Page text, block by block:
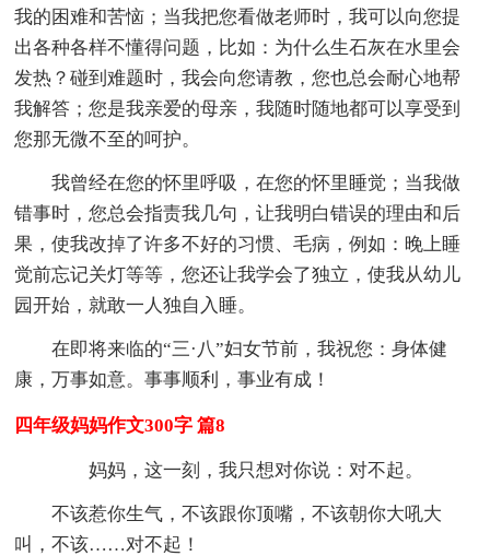
我的困难和苦恼；当我把您看做老师时，我可以向您提
出各种各样不懂得问题，比如：为什么生石灰在水里会
发热？碰到难题时，我会向您请教，您也总会耐心地帮
我解答；您是我亲爱的母亲，我随时随地都可以享受到
您那无微不至的呵护。
我曾经在您的怀里呼吸，在您的怀里睡觉；当我做
错事时，您总会指责我几句，让我明白错误的理由和后
果，使我改掉了许多不好的习惯、毛病，例如：晚上睡
觉前忘记关灯等等，您还让我学会了独立，使我从幼儿
园开始，就敢一人独自入睡。
在即将来临的“三·八”妇女节前，我祝您：身体健
康，万事如意。事事顺利，事业有成！
四年级妈妈作文300字 篇8
妈妈，这一刻，我只想对你说：对不起。
不该惹你生气，不该跟你顶嘴，不该朝你大吼大
叫，不该……对不起！